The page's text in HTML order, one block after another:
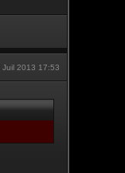
Juil 2013 17:53